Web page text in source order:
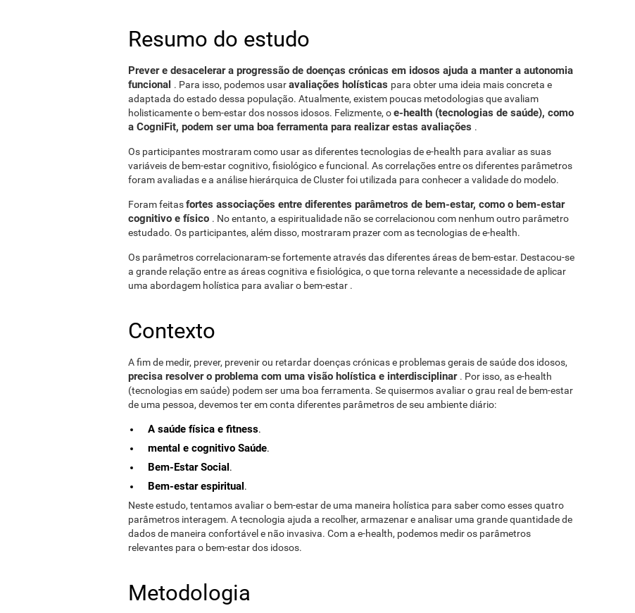
Resumo do estudo
Prever e desacelerar a progressão de doenças crónicas em idosos ajuda a manter a autonomia
funcional . Para isso, podemos usaravaliações holísticas para obter uma ideia mais concreta e
adaptada do estado dessa população. Atualmente, existem poucas metodologias que avaliam
holisticamente o bem-estar dos nossos idosos. Felizmente, oe-health (tecnologias de saúde), como
a CogniFit, podem ser uma boa ferramenta para realizar estas avaliações .
Os participantes mostraram como usar as diferentes tecnologias de e-health para avaliar as suas
variáveis ​​de bem-estar cognitivo, fisiológico e funcional. As correlações entre os diferentes parâmetros
foram avaliadas e a análise hierárquica de Cluster foi utilizada para conhecer a validade do modelo.
Foram feitasfortes associações entre diferentes parâmetros de bem-estar, como o bem-estar
cognitivo e físico . No entanto, a espiritualidade não se correlacionou com nenhum outro parâmetro
estudado. Os participantes, além disso, mostraram prazer com as tecnologias de e-health.
Os parâmetros correlacionaram-se fortemente através das diferentes áreas de bem-estar. Destacou-se
a grande relação entre as áreas cognitiva e fisiológica, o que torna relevante a necessidade de aplicar
uma abordagem holística para avaliar o bem-estar .
Contexto
A fim de medir, prever, prevenir ou retardar doenças crónicas e problemas gerais de saúde dos idosos,
precisa resolver o problema com uma visão holística e interdisciplinar . Por isso, as e-health
(tecnologias em saúde) podem ser uma boa ferramenta. Se quisermos avaliar o grau real de bem-estar
de uma pessoa, devemos ter em conta diferentes parâmetros de seu ambiente diário:
A saúde física e fitness.
mental e cognitivo Saúde.
Bem-Estar Social.
Bem-estar espiritual.
Neste estudo, tentamos avaliar o bem-estar de uma maneira holística para saber como esses quatro
parâmetros interagem. A tecnologia ajuda a recolher, armazenar e analisar uma grande quantidade de
dados de maneira confortável e não invasiva. Com a e-health, podemos medir os parâmetros
relevantes para o bem-estar dos idosos.
Metodologia